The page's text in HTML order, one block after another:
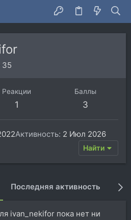
35
Реакции
1
Баллы
3
Активность 2 Июл 2026
Найти
Последняя активность
ivan_nekifor пока нет ни